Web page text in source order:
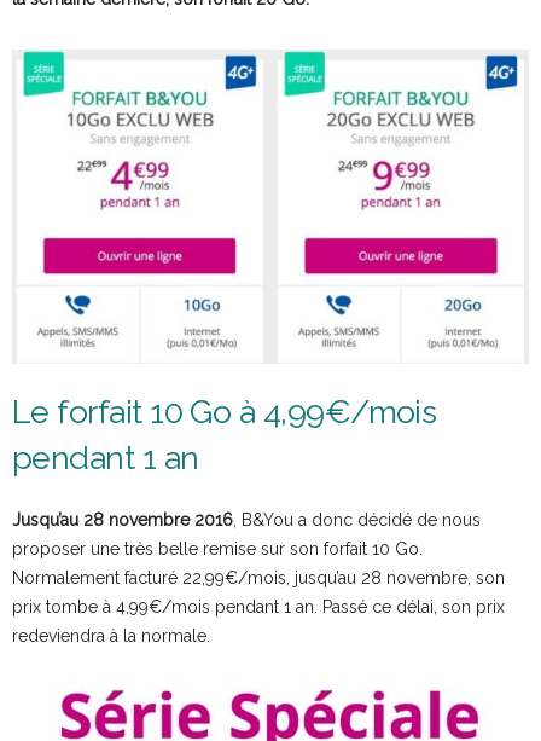
Le forfait 10 Go à 4,99€/mois
pendant 1 an
Jusqu’au 28 novembre 2016 , B&You a donc décidé de nous
proposer une très belle remise sur son forfait 10 Go.
Normalement facturé 22,99€/mois, jusqu’au 28 novembre, son
prix tombe à 4,99€/mois pendant 1 an. Passé ce délai, son prix
redeviendra à la normale.